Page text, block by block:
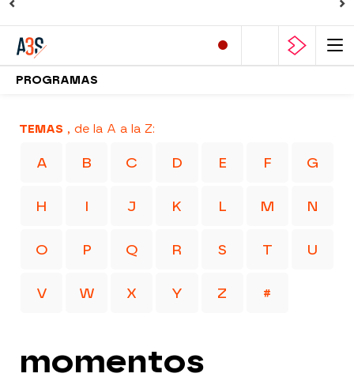
PROGRAMAS
TEMAS , de la A a la Z:
A B C D E F G
H I J K L M N
O P Q R S T U
V W X Y Z #
momentos